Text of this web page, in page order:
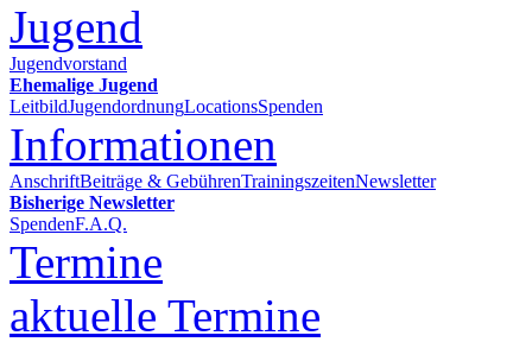
Jugend
Jugendvorstand
Ehemalige Jugend
LeitbildJugendordnungLocationsSpenden
Informationen
AnschriftBeiträge & GebührenTrainingszeitenNewsletter
Bisherige Newsletter
SpendenF.A.Q.
Termine
aktuelle Termine